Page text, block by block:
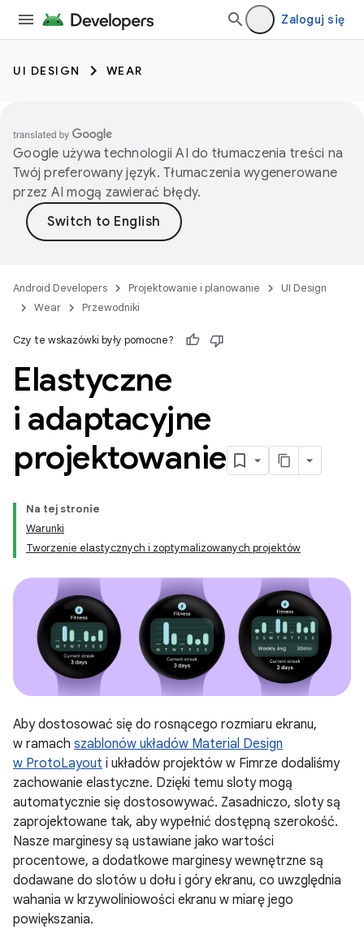
Zaloguj się
UI DESIGN WEAR
Google używa technologii AI do tłumaczenia treści na
Twój preferowany język. Tłumaczenia wygenerowane
przez AI mogą zawierać błędy.
Android Developers Projektowanie i planowanie
UI Design
Wear
Przewodniki
Czy te wskazówki były pomocne?
Elastyczne
i adaptacyjne
projektowanie
Na tej stronie
Warunki
Tworzenie elastycznych i zoptymalizowanych projektów
Aby dostosować się do rosnącego rozmiaru ekranu,
w ramach szablonów układów Material Design
w ProtoLayout i układów projektów w Fimrze dodaliśmy
zachowanie elastyczne. Dzięki temu sloty mogą
automatycznie się dostosowywać. Zasadniczo, sloty są
zaprojektowane tak, aby wypełnić dostępną szerokość.
Nasze marginesy są ustawiane jako wartości
procentowe, a dodatkowe marginesy wewnętrzne są
dodawane do slotów u dołu i góry ekranu, co uwzględnia
wahania w krzywoliniowości ekranu w miarę jego
powiększania.